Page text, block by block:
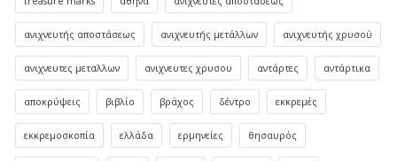
ανιχνευτής αποστάσεως ανιχνευτής μετάλλων ανιχνευτής χρυσού
ανιχνευτες μεταλλων ανιχνευτες χρυσου αντάρτες αντάρτικα
αποκρύψεις βιβλίο βράχος δέντρο εκκρεμές
εκκρεμοσκοπία ελλάδα ερμηνείες θησαυρός